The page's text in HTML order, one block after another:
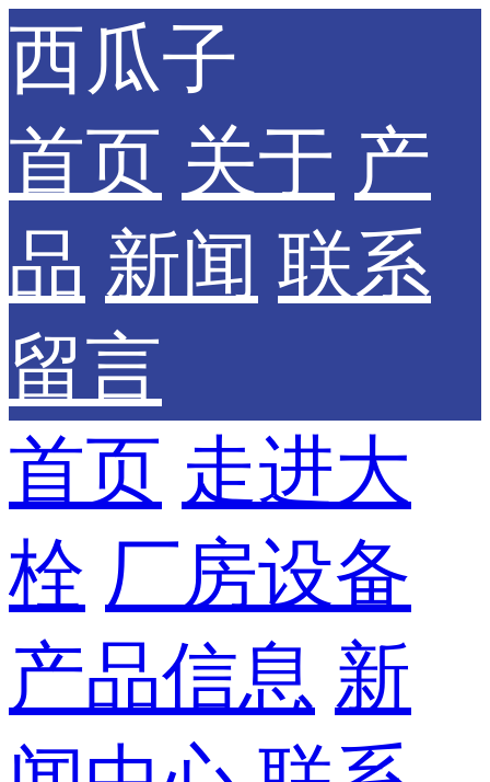
西瓜子
首页 关于 产
品 新闻 联系
留言
首页 走进大
栓 厂房设备
产品信息 新